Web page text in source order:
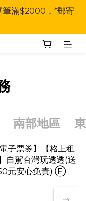
筆滿$2000，*郵寄
南部地區